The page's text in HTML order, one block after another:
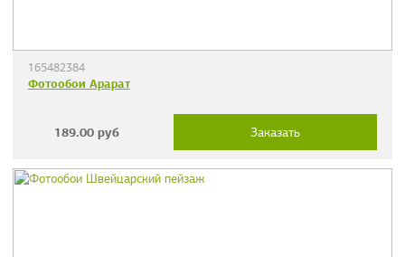
165482384
Фотообои Арарат
189.00 руб Заказать